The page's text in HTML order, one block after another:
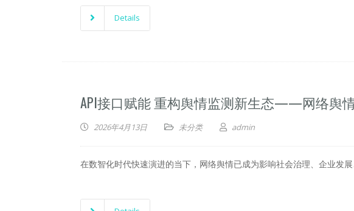
Details
API接口赋能 重构舆情监测新生态——网络舆
2026年4月13日 未分类 admin
在数智化时代快速演进的当下，网络舆情已成为影响社会治理、企业发